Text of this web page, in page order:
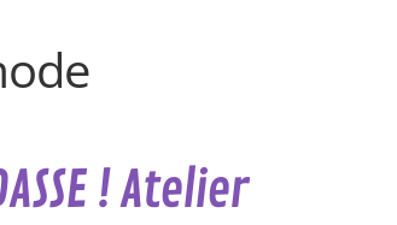
! Atelier